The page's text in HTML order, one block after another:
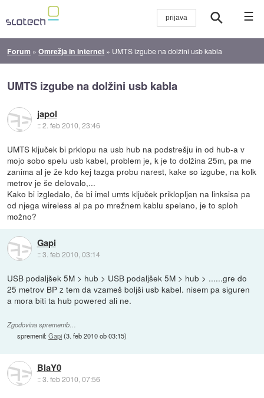
☰
Forum »Omrežja in internet » UMTS izgube na dolžini usb kabla
UMTS izgube na dolžini usb kabla
japol
::2. feb 2010, 23:46
UMTS ključek bi prklopu na usb hub na podstrešju in od hub-a v
mojo sobo spelu usb kabel, problem je, k je to dolžina 25m, pa me
zanima al je že kdo kej tazga probu narest, kake so izgube, na kolk
metrov je še delovalo,...
Kako bi izgledalo, če bi imel umts ključek priklopljen na linksisa pa
od njega wireless al pa po mrežnem kablu spelano, je to sploh
možno?
Gapi
::3. feb 2010, 03:14
USB podaljšek 5M > hub > USB podaljšek 5M > hub > ......gre do
25 metrov BP z tem da vzameš boljši usb kabel. nisem pa siguren
a mora biti ta hub powered ali ne.
Zgodovina sprememb…
spremenil:Gapi(3. feb 2010 ob 03:15)
BlaY0
::3. feb 2010, 07:56